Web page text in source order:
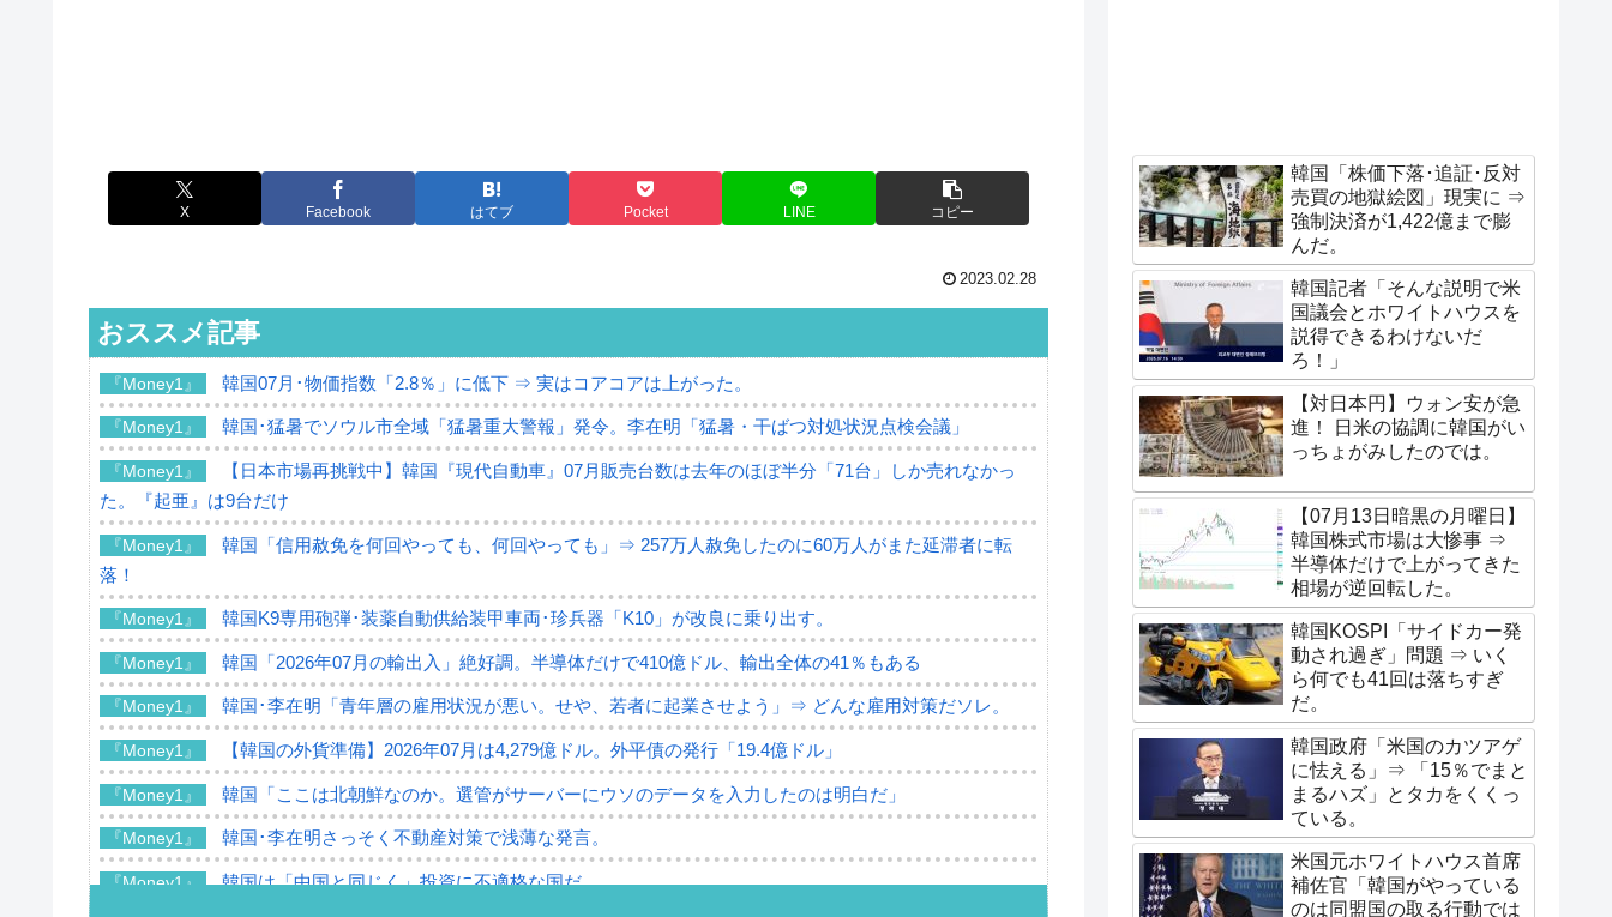
X Facebook はてブ Pocket LINE コピー
2023.02.28
おススメ記事
『Money1』 韓国07月･物価指数「2.8％」に低下 ⇒ 実はコアコアは上がった。
『Money1』 韓国･猛暑でソウル市全域「猛暑重大警報」発令。李在明「猛暑・干ばつ対処状況点検会議」
『Money1』
【日本市場再挑戦中】韓国『現代自動車』07月販売台数は去年のほぼ半分「71台」しか売れなかっ
た。『起亜』は9台だけ
『Money1』
韓国「信用赦免を何回やっても、何回やっても」⇒ 257万人赦免したのに60万人がまた延滞者に転
落！
『Money1』 韓国K9専用砲弾･装薬自動供給装甲車両･珍兵器「K10」が改良に乗り出す。
『Money1』 韓国「2026年07月の輸出入」絶好調。半導体だけで410億ドル、輸出全体の41％もある
『Money1』 韓国･李在明「青年層の雇用状況が悪い。せや、若者に起業させよう」⇒ どんな雇用対策だソレ。
『Money1』 【韓国の外貨準備】2026年07月は4,279億ドル。外平債の発行「19.4億ドル」
『Money1』 韓国「ここは北朝鮮なのか。選管がサーバーにウソのデータを入力したのは明白だ」
『Money1』 韓国･李在明さっそく不動産対策で浅薄な発言。
『Money1』 韓国は「中国と同じく」投資に不適格な国だ。
韓国「株価下落･追証･反対
売買の地獄絵図」現実に ⇒
強制決済が1,422億まで膨
んだ。
韓国記者「そんな説明で米
国議会とホワイトハウスを
説得できるわけないだ
ろ！」
【対日本円】ウォン安が急
進！ 日米の協調に韓国がい
っちょがみしたのでは。
【07月13日暗黒の月曜日】
韓国株式市場は大惨事 ⇒
半導体だけで上がってきた
相場が逆回転した。
韓国KOSPI「サイドカー発
動され過ぎ」問題 ⇒ いく
ら何でも41回は落ちすぎ
だ。
韓国政府「米国のカツアゲ
に怯える」⇒ 「15％でまと
まるハズ」とタカをくくっ
ている。
米国元ホワイトハウス首席
補佐官「韓国がやっている
のは同盟国の取る行動では